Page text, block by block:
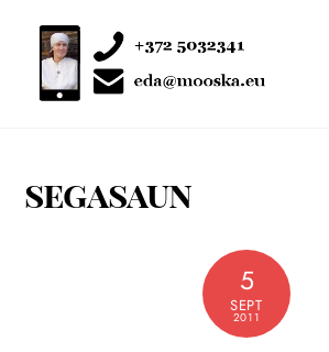
content
segasaun
5
SEPT
2011